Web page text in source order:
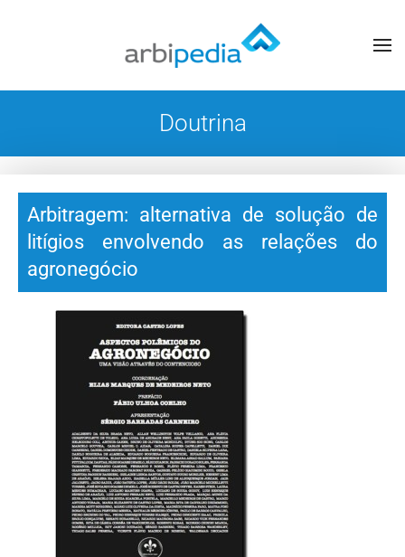
Doutrina
Arbitragem: alternativa de solução de
litígios envolvendo as relações do
agronegócio